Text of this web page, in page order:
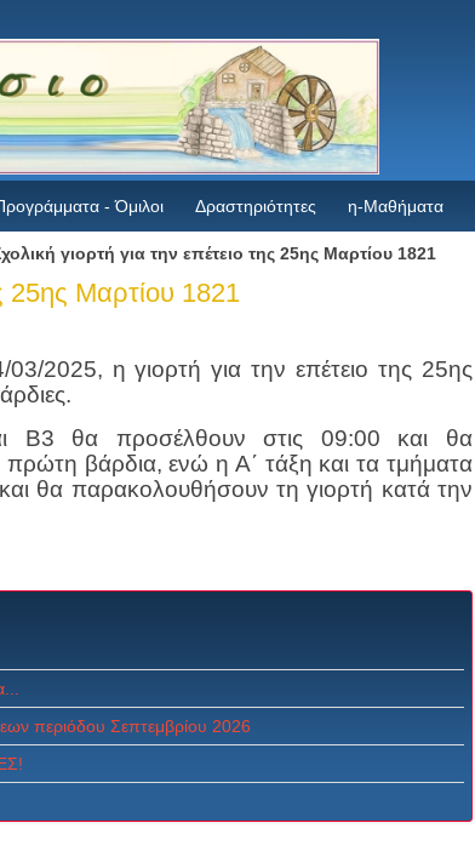
- Όμιλοι Δραστηριότητες η-Μαθήματα
γιορτή για την επέτειο της 25ης Μαρτίου 1821
25ης Μαρτίου 1821
2025, η γιορτή για την επέτειο της 25ης
Β3 θα προσέλθουν στις 09:00 και θα
βάρδια, ενώ η Α΄ τάξη και τα τμήματα
θα παρακολουθήσουν τη γιορτή κατά την
περιόδου Σεπτεμβρίου 2026